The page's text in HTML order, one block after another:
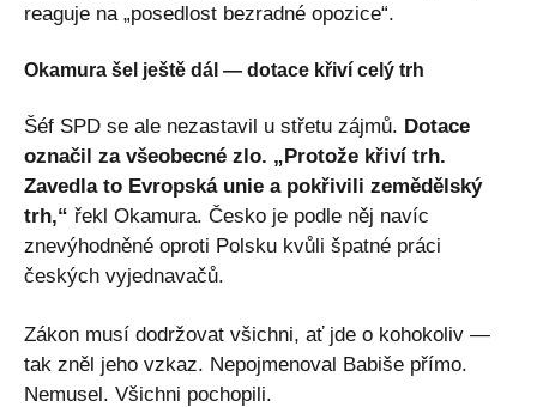
reaguje na „posedlost bezradné opozice“.
Okamura šel ještě dál — dotace křiví celý trh
Šéf SPD se ale nezastavil u střetu zájmů. Dotace
označil za všeobecné zlo. „Protože křiví trh.
Zavedla to Evropská unie a pokřivili zemědělský
trh,“ řekl Okamura. Česko je podle něj navíc
znevýhodněné oproti Polsku kvůli špatné práci
českých vyjednavačů.
Zákon musí dodržovat všichni, ať jde o kohokoliv —
tak zněl jeho vzkaz. Nepojmenoval Babiše přímo.
Nemusel. Všichni pochopili.